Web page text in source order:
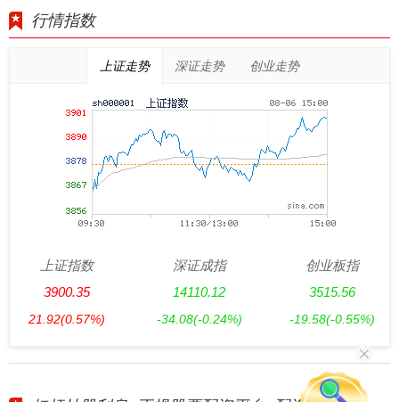
行情指数
上证走势 深证走势 创业走势
上证指数
3900.35
21.92(0.57%)
深证成指
14110.12
-34.08(-0.24%)
创业板指
3515.56
-19.58(-0.55%)